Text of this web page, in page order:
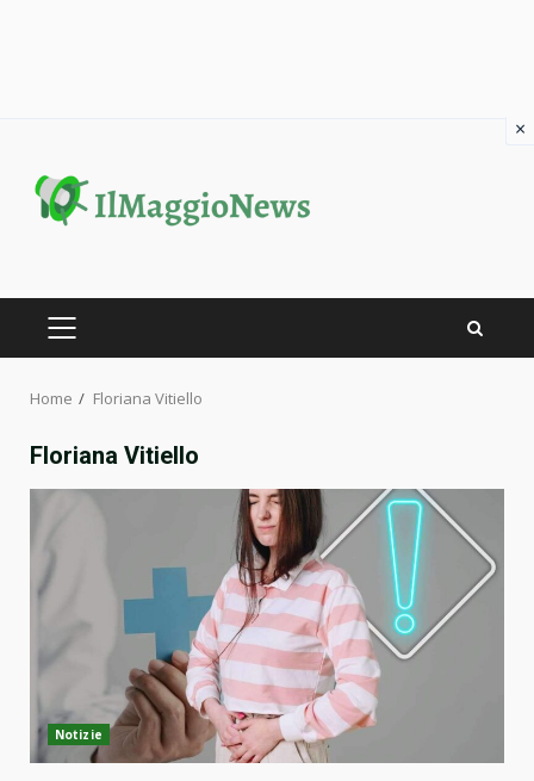
content
PRIMARY
Home Floriana Vitiello
Floriana Vitiello
Notizie
×